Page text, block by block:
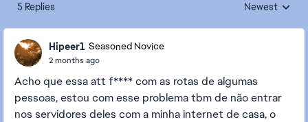
5 Replies Replies sorted
Newest
Hipeer1 Seasoned Novice
2 months ago
Acho que essa att f**** com as rotas de algumas
pessoas, estou com esse problema tbm de não entrar
nos servidores deles com a minha internet de casa, o